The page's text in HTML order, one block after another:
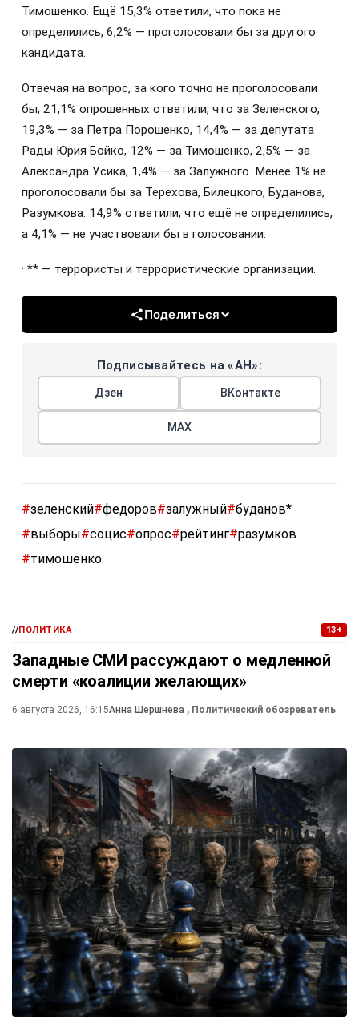
Тимошенко. Ещё 15,3% ответили, что пока не
определились, 6,2% — проголосовали бы за другого
кандидата.
Отвечая на вопрос, за кого точно не проголосовали
бы, 21,1% опрошенных ответили, что за Зеленского,
19,3% — за Петра Порошенко, 14,4% — за депутата
Рады Юрия Бойко, 12% — за Тимошенко, 2,5% — за
Александра Усика, 1,4% — за Залужного. Менее 1% не
проголосовали бы за Терехова, Билецкого, Буданова,
Разумкова. 14,9% ответили, что ещё не определились,
а 4,1% — не участвовали бы в голосовании.
· ** — террористы и террористические организации.
Поделиться
Подписывайтесь на «АН»:
Дзен ВКонтакте
МАХ
#зеленский#федоров#залужный#буданов*
#выборы#социс#опрос#рейтинг#разумков
#тимошенко
//ПОЛИТИКА 13+
Западные СМИ рассуждают о медленной
смерти «коалиции желающих»
6 августа 2026, 16:15Анна Шершнева , Политический обозреватель